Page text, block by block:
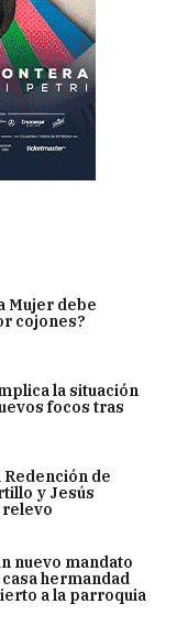
Mujer debe
cojones?
la situación
focos tras
Redención de
y Jesús
relevo
nuevo mandato
hermandad
a la parroquia